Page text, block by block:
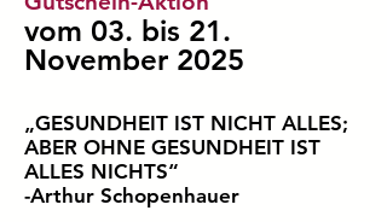
vom 03. bis 21.
November 2025
„GESUNDHEIT IST NICHT ALLES;
ABER OHNE GESUNDHEIT IST
ALLES NICHTS“
-Arthur Schopenhauer